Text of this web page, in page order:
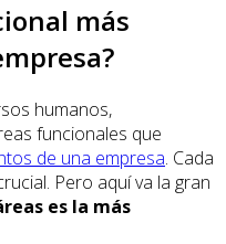
más
humanos,
funcionales que
de una empresa. Cada
Pero aquí va la gran
es la más